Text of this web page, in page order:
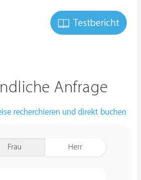
Testbericht
Anfrage
recherchieren und direkt buchen
Frau Herr